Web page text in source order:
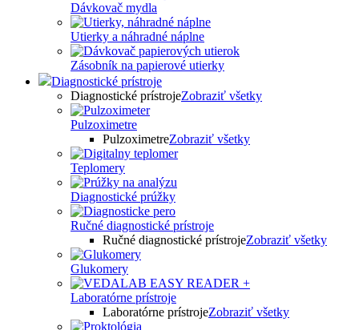
Dávkovač mydla
Utierky a náhradné náplne
Zásobník na papierové utierky
Diagnostické prístroje
Diagnostické prístrojeZobraziť všetky
Pulzoximetre
PulzoximetreZobraziť všetky
Teplomery
Diagnostické prúžky
Ručné diagnostické prístroje
Ručné diagnostické prístrojeZobraziť všetky
Glukomery
Laboratórne prístroje
Laboratórne prístrojeZobraziť všetky